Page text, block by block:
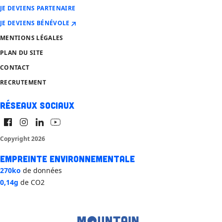
JE DEVIENS PARTENAIRE
JE DEVIENS BÉNÉVOLE
MENTIONS LÉGALES
PLAN DU SITE
CONTACT
RECRUTEMENT
Réseaux sociaux
Copyright 2026
Empreinte environnementale
270ko de données
0,14g de CO2